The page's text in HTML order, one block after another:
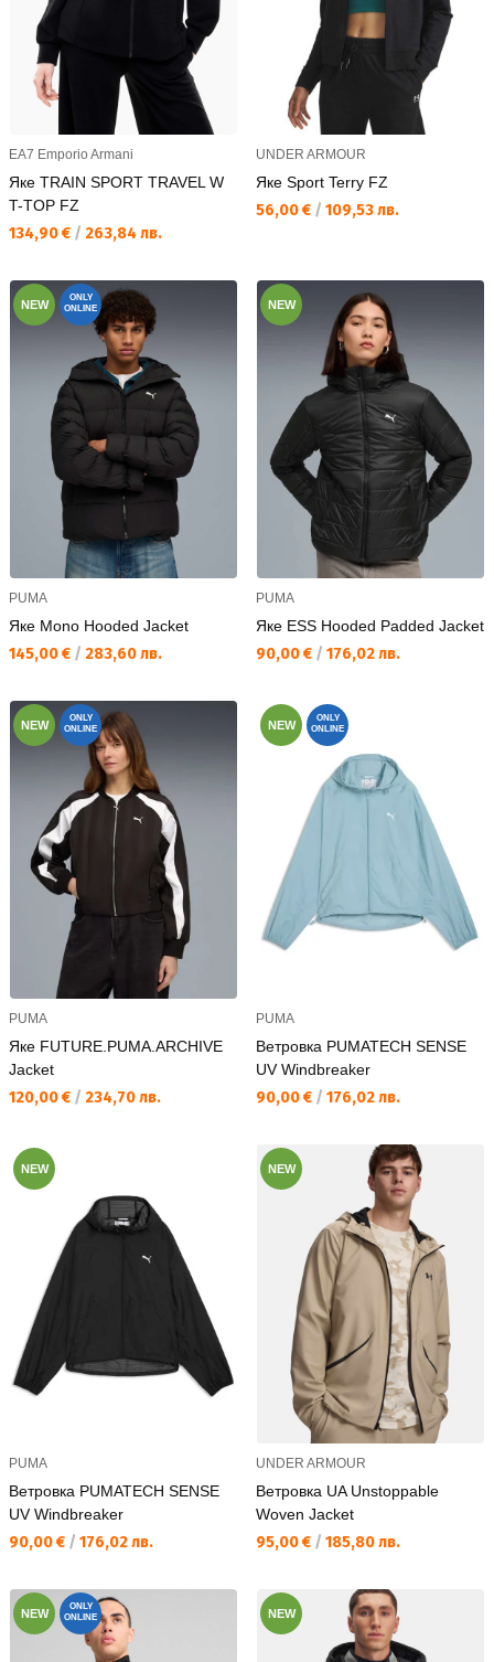
EA7 Emporio Armani
Яке TRAIN SPORT TRAVEL W
T-TOP FZ
Текуща цена:
134,90 € / 263,84 лв.
UNDER ARMOUR
Яке Sport Terry FZ
Текуща цена:
56,00 € / 109,53 лв.
NEW
ONLY
ONLINE
PUMA
Яке Mono Hooded Jacket
Текуща цена:
145,00 € / 283,60 лв.
NEW
PUMA
Яке ESS Hooded Padded Jacket
Текуща цена:
90,00 € / 176,02 лв.
NEW
ONLY
ONLINE
PUMA
Яке FUTURE.PUMA.ARCHIVE
Jacket
Текуща цена:
120,00 € / 234,70 лв.
NEW
ONLY
ONLINE
PUMA
Ветровка PUMATECH SENSE
UV Windbreaker
Текуща цена:
90,00 € / 176,02 лв.
NEW
PUMA
Ветровка PUMATECH SENSE
UV Windbreaker
Текуща цена:
90,00 € / 176,02 лв.
NEW
UNDER ARMOUR
Ветровка UA Unstoppable
Woven Jacket
Текуща цена:
95,00 € / 185,80 лв.
NEW
ONLY
ONLINE
NEW